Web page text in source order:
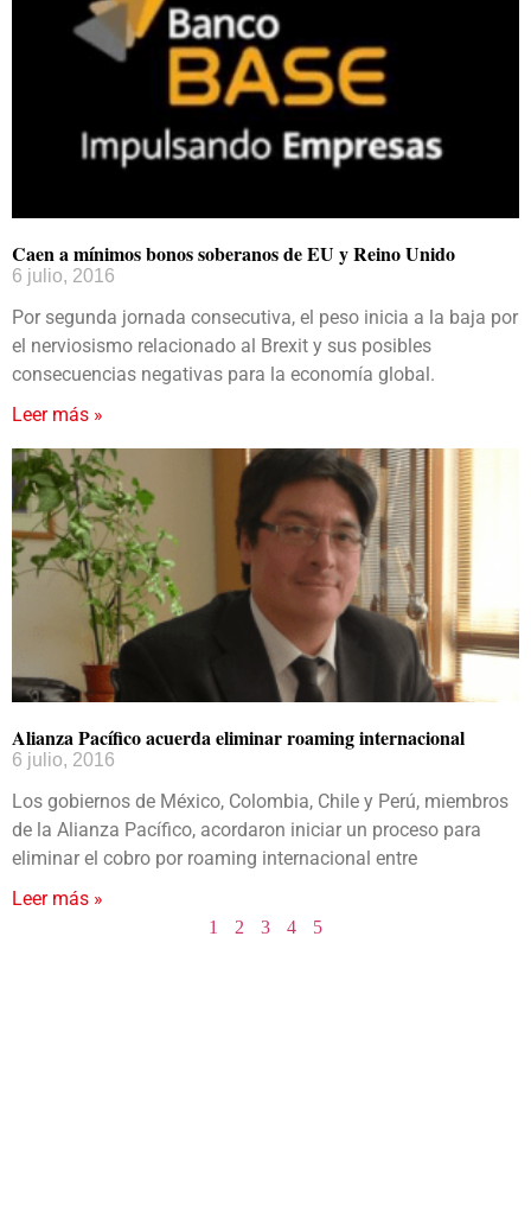
Caen a mínimos bonos soberanos de EU y Reino Unido
6 julio, 2016
Por segunda jornada consecutiva, el peso inicia a la baja por
el nerviosismo relacionado al Brexit y sus posibles
consecuencias negativas para la economía global.
Leer más »
Alianza Pacífico acuerda eliminar roaming internacional
6 julio, 2016
Los gobiernos de México, Colombia, Chile y Perú, miembros
de la Alianza Pacífico, acordaron iniciar un proceso para
eliminar el cobro por roaming internacional entre
Leer más »
1 2 3 4 5